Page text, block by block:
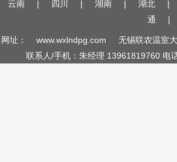
云南 | 四川 | 湖南 | 湖北
|
通
|
址： www.wxlndpg.com
无锡联农温室
联系人/手机：朱经理 13961819760